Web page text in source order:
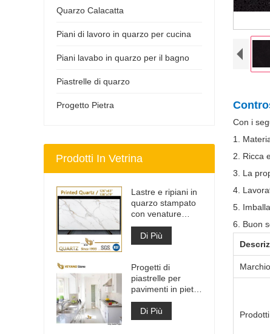
Con i
1.
2. Ricca
3. La
4.
5.
6. Buon
Marchio
Prodotti
Quarzo Calacatta
Piani di lavoro in quarzo per cucina
Piani lavabo in quarzo per il bagno
Piastrelle di quarzo
Progetto Pietra
Prodotti In Vetrina
Lastre e ripiani in
quarzo stampato
con venature
grigie | Quarzo
stampato a corpo
intero PQ005
Di Più
Progetti di
piastrelle per
pavimenti in pietra
di materiale da
costruzione di alta
qualità grigio
Di Più